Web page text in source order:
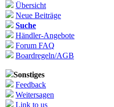
Übersicht
Neue Beiträge
Suche
Händler-Angebote
Forum FAQ
Boardregeln/AGB
Sonstiges
Feedback
Weitersagen
Link to us